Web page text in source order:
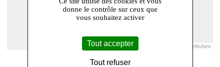
© Openstreetmap France | © contributors
donne le contrôle sur ceux que
vous souhaitez activer
Tout accepter
Tout refuser